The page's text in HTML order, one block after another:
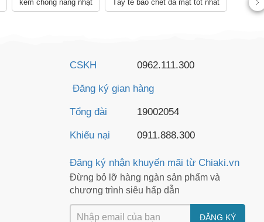
kem chống nắng nhật Tẩy tế bào chết da mặt tốt nhất
CSKH 0962.111.300
Đăng ký gian hàng
Tổng đài 19002054
Khiếu nại 0911.888.300
Đăng ký nhận khuyến mãi từ Chiaki.vn
Đừng bỏ lỡ hàng ngàn sản phẩm và
chương trình siêu hấp dẫn
ĐĂNG KÝ